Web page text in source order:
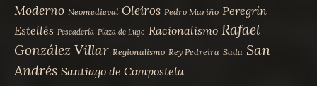
Moderno Neomedieval Oleiros Pedro Mariño Peregrín
Estellés Pescadería Plaza de Lugo Racionalismo Rafael
González Villar Regionalismo Rey Pedreira Sada San
Andrés Santiago de Compostela